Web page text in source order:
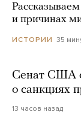
и причинах
ИСТОРИИ 35
Сенат США
о санкциях
13 часов назад